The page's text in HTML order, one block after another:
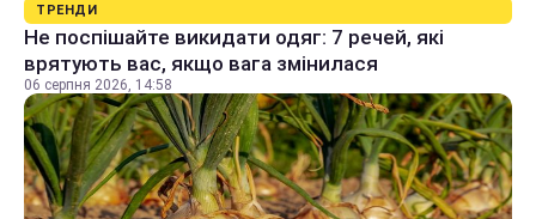
ТРЕНДИ
Не поспішайте викидати одяг: 7 речей, які
врятують вас, якщо вага змінилася
06 серпня 2026, 14:58